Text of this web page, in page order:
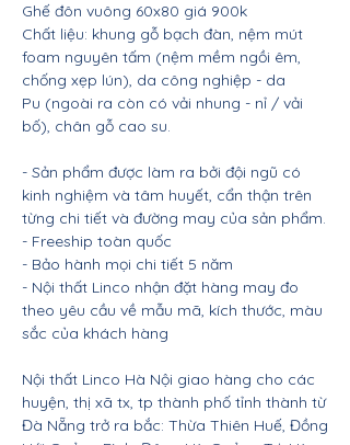
Ghế đôn vuông 60x80 giá 900k
Chất liệu: khung gỗ bạch đàn, nệm mút
foam nguyên tấm (nệm mềm ngồi êm,
chống xẹp lún), da công nghiệp - da
Pu (ngoài ra còn có vải nhung - nỉ / vải
bố), chân gỗ cao su.
- Sản phẩm được làm ra bởi đội ngũ có
kinh nghiệm và tâm huyết, cẩn thận trên
từng chi tiết và đường may của sản phẩm.
- Freeship toàn quốc
- Bảo hành mọi chi tiết 5 năm
- Nội thất Linco nhận đặt hàng may đo
theo yêu cầu về mẫu mã, kích thước, màu
sắc của khách hàng
Nội thất Linco Hà Nội giao hàng cho các
huyện, thị xã tx, tp thành phố tỉnh thành từ
Đà Nẵng trở ra bắc: Thừa Thiên Huế, Đồng